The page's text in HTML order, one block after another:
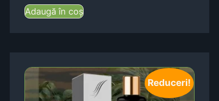
Adaugă în coș
Reduceri!